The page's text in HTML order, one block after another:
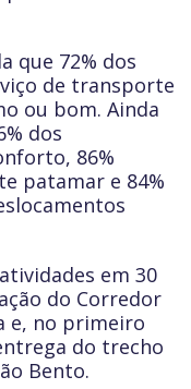
que 72% dos
de transporte
ou bom. Ainda
dos
86%
patamar e 84%
em 30
do Corredor
e, no primeiro
do trecho
Bento.